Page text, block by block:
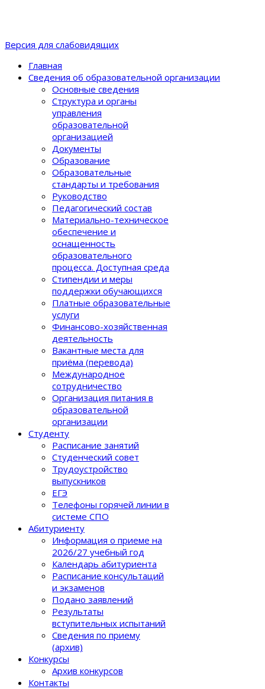
Версия для слабовидящих
Главная
Сведения об образовательной организации
Основные сведения
Структура и органы
управления
образовательной
организацией
Документы
Образование
Образовательные
стандарты и требования
Руководство
Педагогический состав
Материально-техническое
обеспечение и
оснащенность
образовательного
процеcса. Доступная среда
Стипендии и меры
поддержки обучающихся
Платные образовательные
услуги
Финансово-хозяйственная
деятельность
Вакантные места для
приёма (перевода)
Международное
сотрудничество
Организация питания в
образовательной
организации
Студенту
Расписание занятий
Студенческий совет
Трудоустройство
выпускников
ЕГЭ
Телефоны горячей линии в
системе СПО
Абитуриенту
Информация о приеме на
2026/27 учебный год
Календарь абитуриента
Расписание консультаций
и экзаменов
Подано заявлений
Результаты
вступительных испытаний
Сведения по приему
(архив)
Конкурсы
Архив конкурсов
Контакты